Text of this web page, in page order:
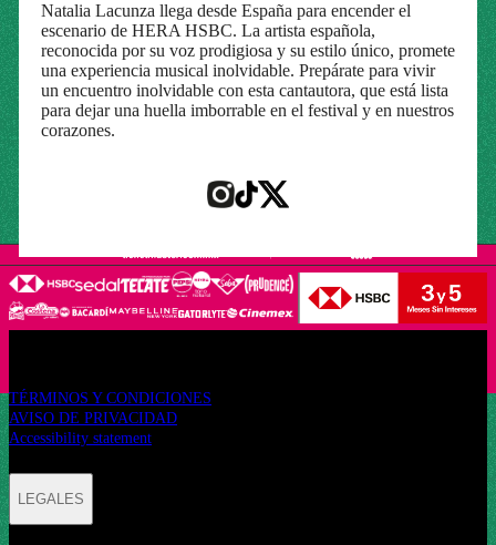
Natalia Lacunza llega desde España para encender el
escenario de HERA HSBC. La artista española,
reconocida por su voz prodigiosa y su estilo único, promete
una experiencia musical inolvidable. Prepárate para vivir
un encuentro inolvidable con esta cantautora, que está lista
para dejar una huella imborrable en el festival y en nuestros
corazones.
TÉRMINOS Y CONDICIONES
AVISO DE PRIVACIDAD
Accessibility statement
LEGALES